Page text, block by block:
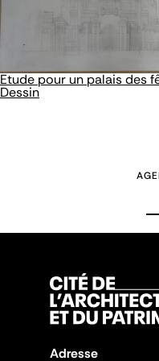
Etude pour un palais des
Dessin
Adresse